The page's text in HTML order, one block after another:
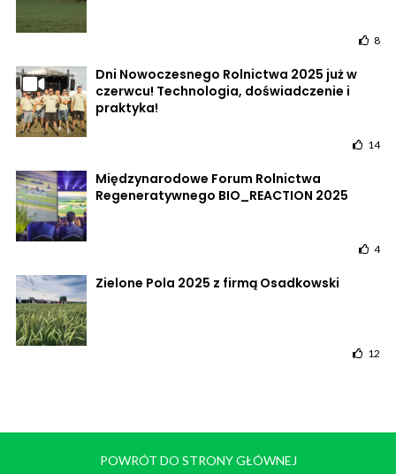
8
Dni Nowoczesnego Rolnictwa 2025 już w
czerwcu! Technologia, doświadczenie i
praktyka!
14
Międzynarodowe Forum Rolnictwa
Regeneratywnego BIO_REACTION 2025
4
Zielone Pola 2025 z firmą Osadkowski
12
POWRÓT DO STRONY GŁÓWNEJ